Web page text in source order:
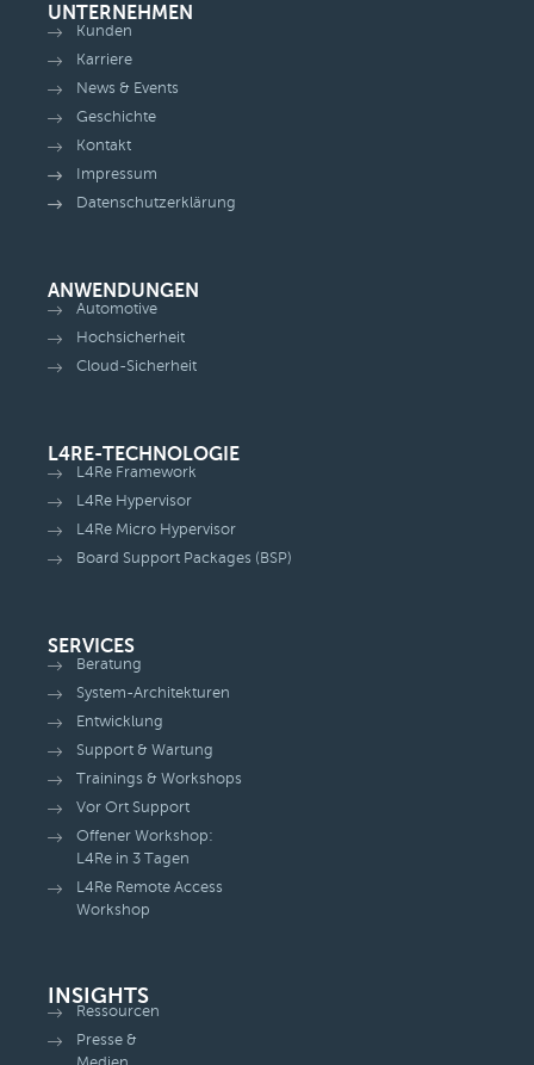
UNTERNEHMEN
Kunden
Karriere
News & Events
Geschichte
Kontakt
Impressum
Datenschutzerklärung
ANWENDUNGEN
Automotive
Hochsicherheit
Cloud-Sicherheit
L4RE-TECHNOLOGIE
L4Re Framework
L4Re Hypervisor
L4Re Micro Hypervisor
Board Support Packages (BSP)
SERVICES
Beratung
System-Architekturen
Entwicklung
Support & Wartung
Trainings & Workshops
Vor Ort Support
Offener Workshop:
L4Re in 3 Tagen
L4Re Remote Access
Workshop
INSIGHTS
Ressourcen
Presse &